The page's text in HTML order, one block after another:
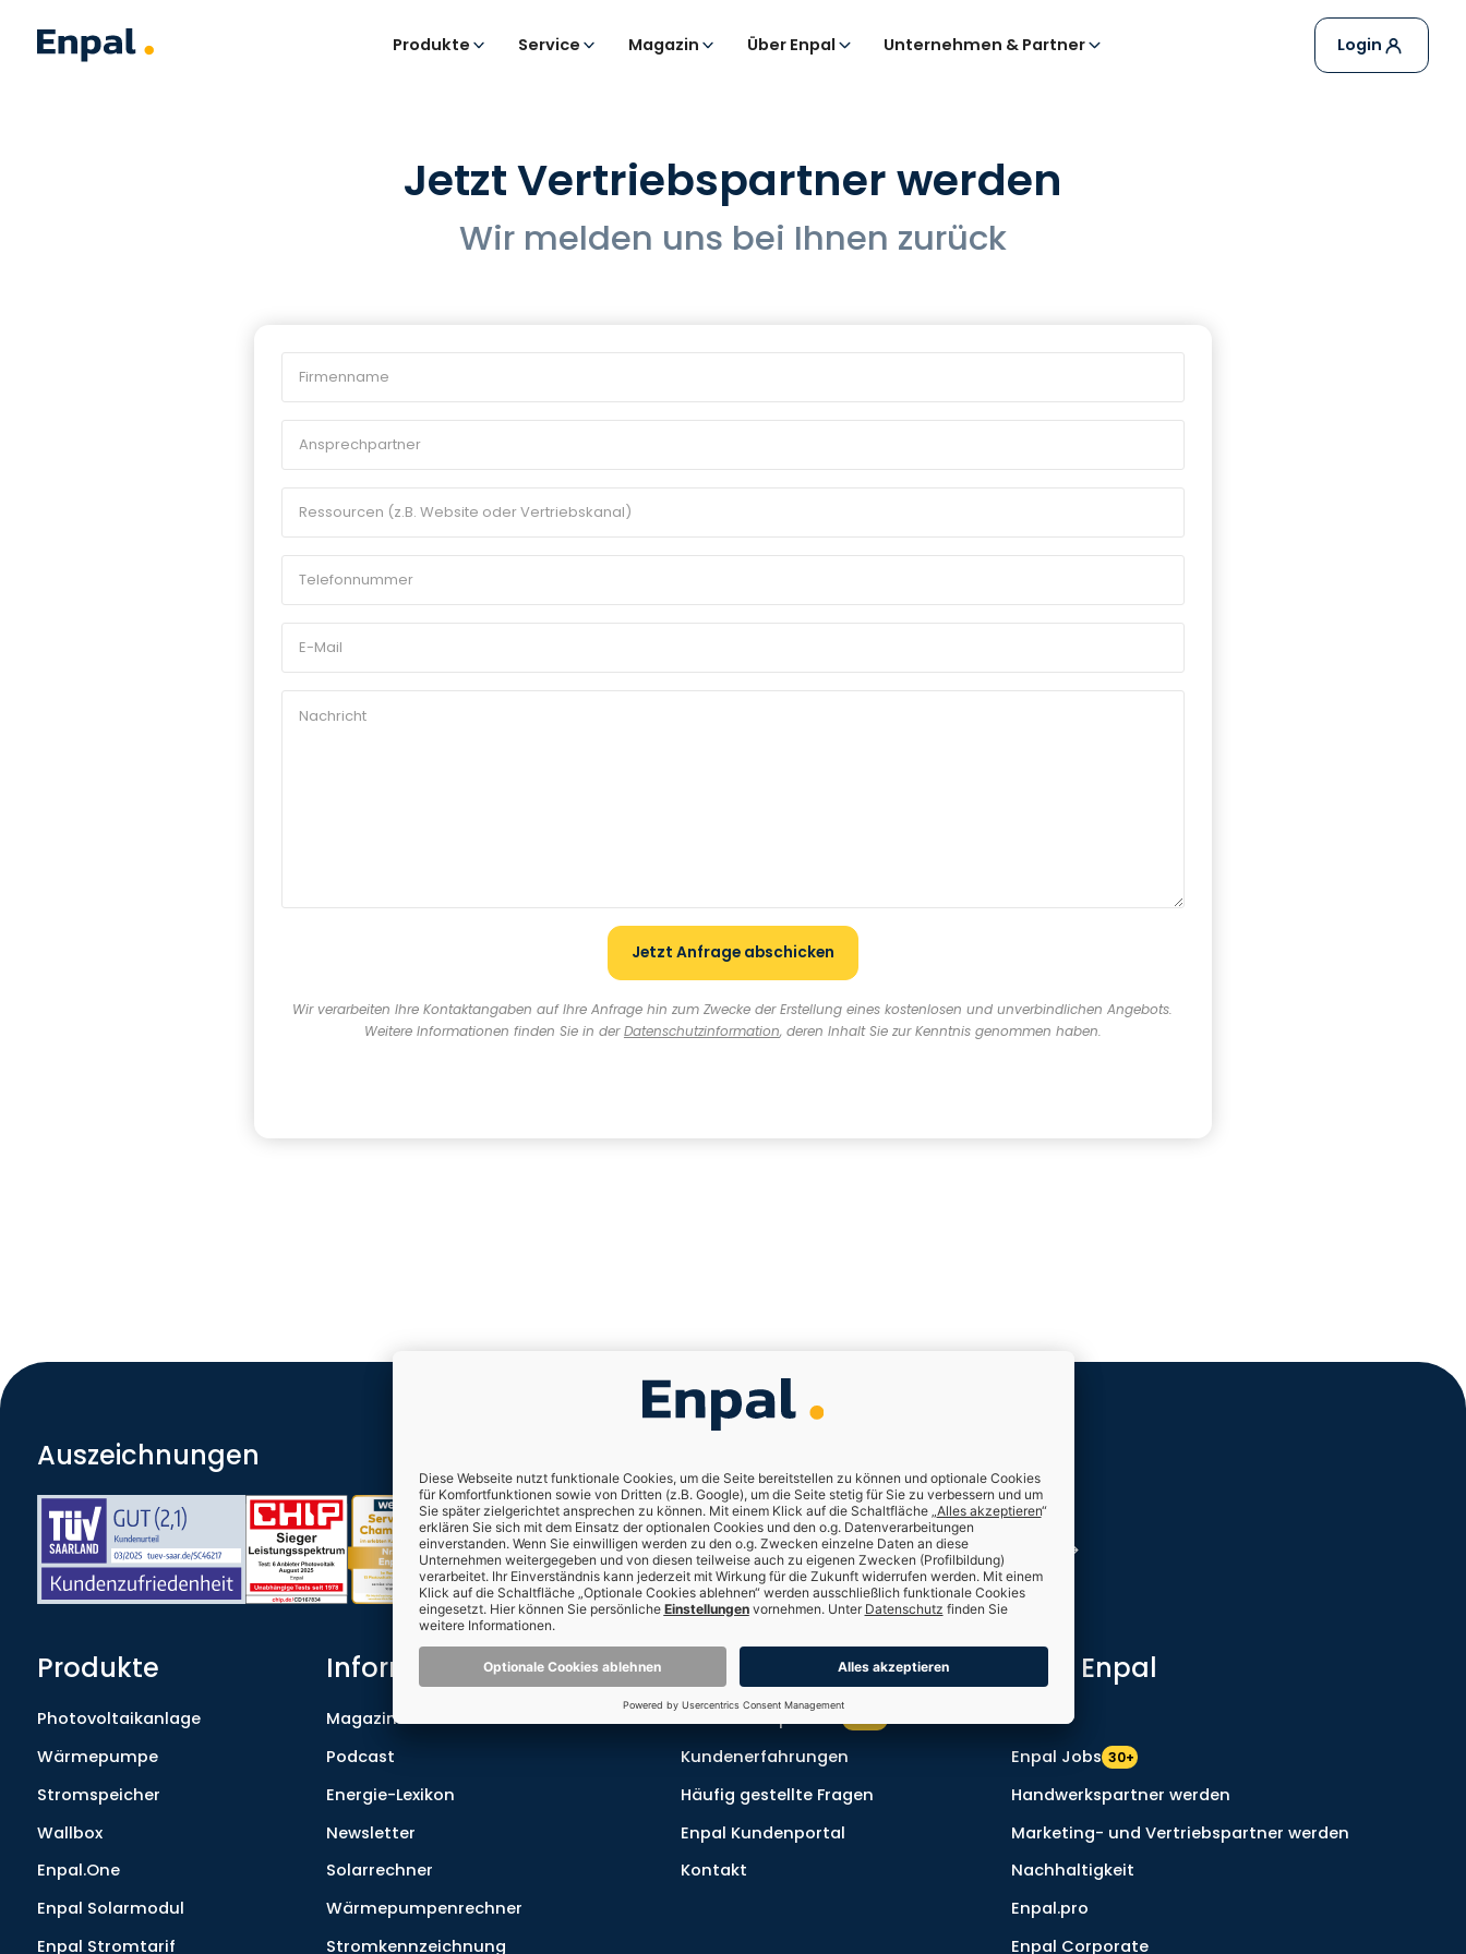
Produkte Service Magazin Über Enpal Unternehmen & Partner Login
Jetzt Vertriebspartner werden
Wir melden uns bei Ihnen zurück
Wir verarbeiten Ihre Kontaktangaben auf Ihre Anfrage hin zum Zwecke der Erstellung eines kostenlosen und unverbindlichen Angebots.
Weitere Informationen finden Sie in derDatenschutzinformation, deren Inhalt Sie zur Kenntnis genommen haben.
Auszeichnungen
Mehr erfahren
Produkte
Photovoltaikanlage
Wärmepumpe
Stromspeicher
Wallbox
Enpal.One
Enpal Solarmodul
Enpal Stromtarif
Informationen
Magazin
Podcast
Energie-Lexikon
Newsletter
Solarrechner
Wärmepumpenrechner
Stromkennzeichnung
Freunde empfehlen
Kundenerfahrungen
Häufig gestellte Fragen
Enpal Kundenportal
Kontakt
Über Enpal
Presse
Enpal Jobs 30+
Handwerkspartner werden
Marketing- und Vertriebspartner werden
Nachhaltigkeit
Enpal.pro
Enpal Corporate